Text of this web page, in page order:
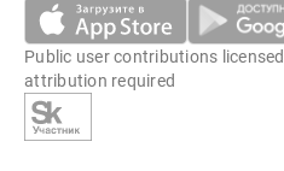
Public user contributions
attribution required